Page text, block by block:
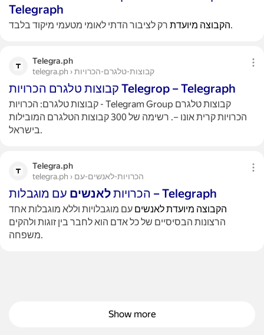
Telegraph
הקבוצה מיועדת רק לציבור הדתי לאומי מטעמי מיקוד בלבד.
Telegra.ph
telegra.ph › קבוצות-טלגרם-הכרויות
קבוצות טלגרם הכרויות Telegrop – Telegraph
קבוצות טלגרם: הכרויות - Telegram Group קבוצות טלגרם
הכרויות קרית אונו –. רשימה של 300 קבוצות הטלגרם המובילות
בישראל.
Telegra.ph
telegra.ph › הכרויות-לאנשים-עם
הכרויותלאנשים עם מוגבלות – Telegraph
הקבוצה מיועדתלאנשים עם מוגבלויות וללא מוגבלות אחד
הרצונות הבסיסיים של כל אדם הוא לחבר בין זוגות ולהקים
משפחה.
Show more